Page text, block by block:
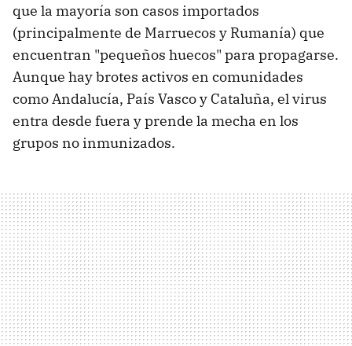
que la mayoría son casos importados
(principalmente de Marruecos y Rumanía) que
encuentran "pequeños huecos" para propagarse.
Aunque hay brotes activos en comunidades
como Andalucía, País Vasco y Cataluña, el virus
entra desde fuera y prende la mecha en los
grupos no inmunizados.